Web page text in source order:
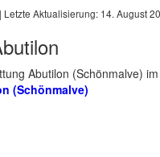
| Letzte Aktualisierung: 14. August
Abutilon (Schönmalve) im
(Schönmalve)